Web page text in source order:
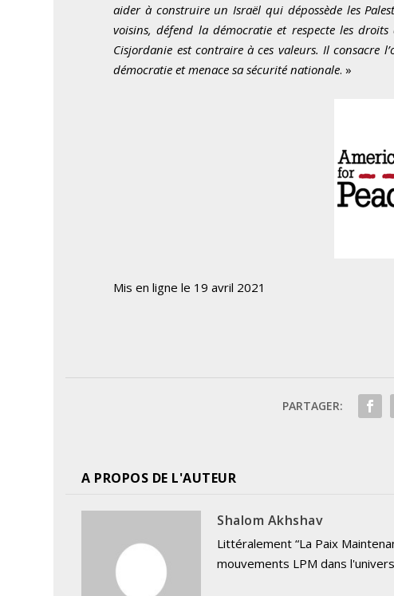
aider à construire un Israël qui dépossède les
voisins, défend la démocratie et respecte les droits
Cisjordanie est contraire à ces valeurs. Il consacre
démocratie et menace sa sécurité nationale. »
Mis en ligne le 19 avril 2021
PARTAGER:
A PROPOS DE L'AUTEUR
Shalom Akhshav
Littéralement “La Paix
mouvements LPM dans